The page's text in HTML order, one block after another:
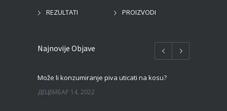
REZULTATI
PROIZVODI
Najnovije Objave
Može li konzumiranje piva uticati na kosu?
ДЕЦЕМБАР 14, 2022